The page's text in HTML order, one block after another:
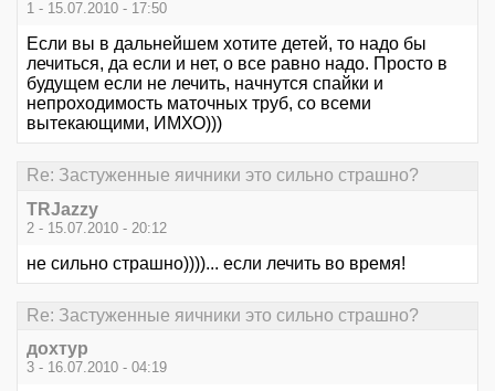
1 - 15.07.2010 - 17:50
Если вы в дальнейшем хотите детей, то надо бы
лечиться, да если и нет, о все равно надо. Просто в
будущем если не лечить, начнутся спайки и
непроходимость маточных труб, со всеми
вытекающими, ИМХО)))
Re: Застуженные яичники это сильно страшно?
TRJazzy
2 - 15.07.2010 - 20:12
не сильно страшно))))... если лечить во время!
Re: Застуженные яичники это сильно страшно?
дохтур
3 - 16.07.2010 - 04:19